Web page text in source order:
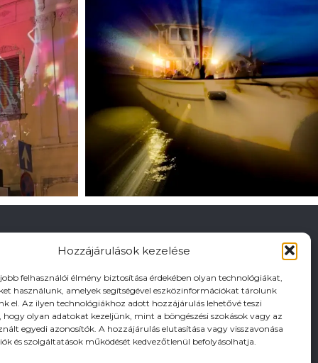
Hozzájárulások kezelése
felhasználói élmény biztosítása érdekében olyan technológiákat,
használunk, amelyek segítségével eszközinformációkat tárolunk
el. Az ilyen technológiákhoz adott hozzájárulás lehetővé teszi
olyan adatokat kezeljünk, mint a böngészési szokások vagy az
egyedi azonosítók. A hozzájárulás elutasítása vagy visszavonása
és szolgáltatások működését kedvezőtlenül befolyásolhatja.